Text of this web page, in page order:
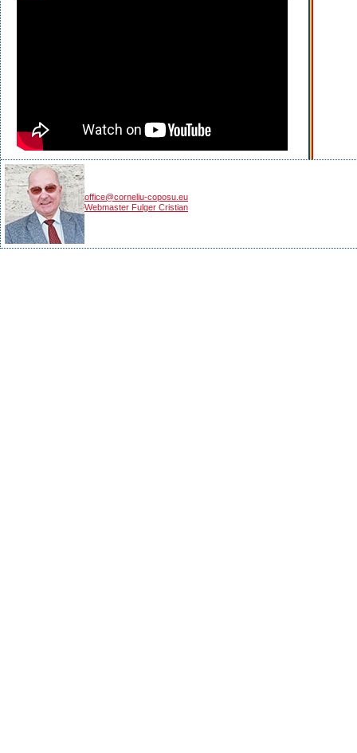
office@corneliu-coposu.eu
Webmaster Fulger Cristian